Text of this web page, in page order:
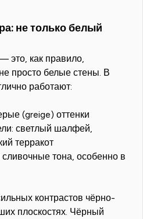
не только белый
это, как правило,
просто белые стены. В
работают:
(greige) оттенки
светлый шалфей,
терракот
тона, особенно в
контрастов чёрно-
плоскостях. Чёрный